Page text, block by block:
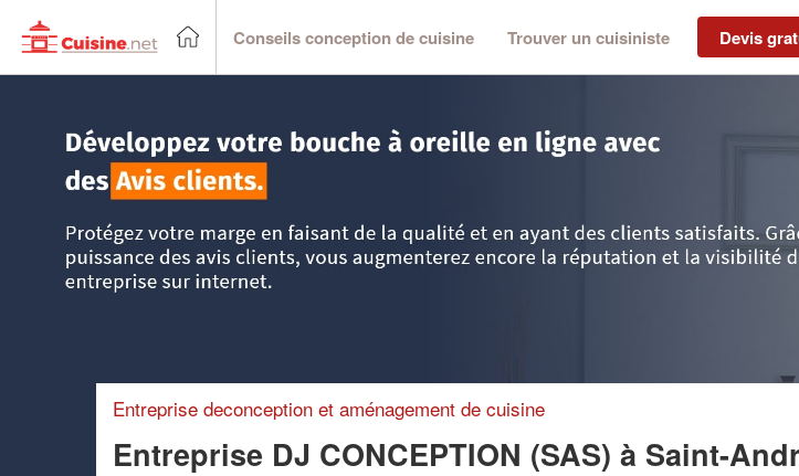
Conseils conception de cuisine Trouver un cuisiniste Devis
Entreprise deconception et aménagement de cuisine
Entreprise DJ CONCEPTION (SAS) à Saint-